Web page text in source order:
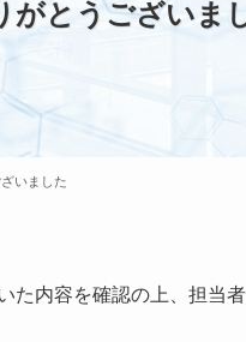
がとうございま
いました
た内容を確認の上、担当